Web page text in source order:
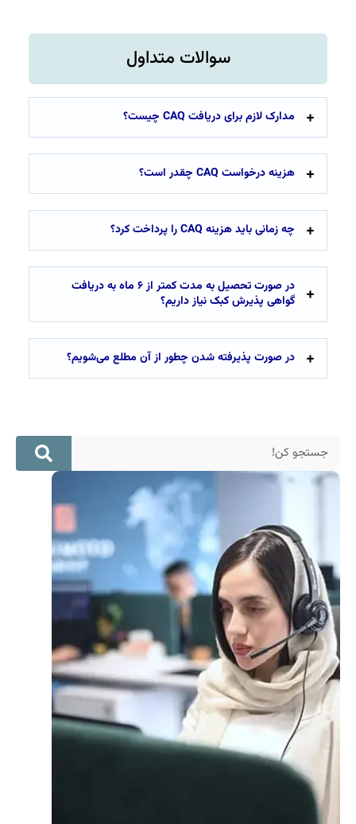
سوالات متداول
مدارک لازم برای دریافت CAQ چیست؟
هزینه درخواست CAQ چقدر است؟
چه زمانی باید هزینه CAQ را پرداخت کرد؟
در صورت تحصیل به مدت کمتر از ۶ ماه به دریافت
گواهی پذیرش کبک نیاز داریم؟
در صورت پذیرفته شدن چطور از آن مطلع می‌شویم؟